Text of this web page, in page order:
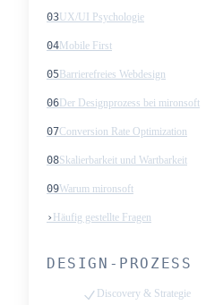
03UX/UI Psychologie
04Mobile First
05Barrierefreies Webdesign
06Der Designprozess bei mironsoft
07Conversion Rate Optimization
08Skalierbarkeit und Wartbarkeit
09Warum mironsoft
› Häufig gestellte Fragen
DESIGN-PROZESS
Discovery & Strategie